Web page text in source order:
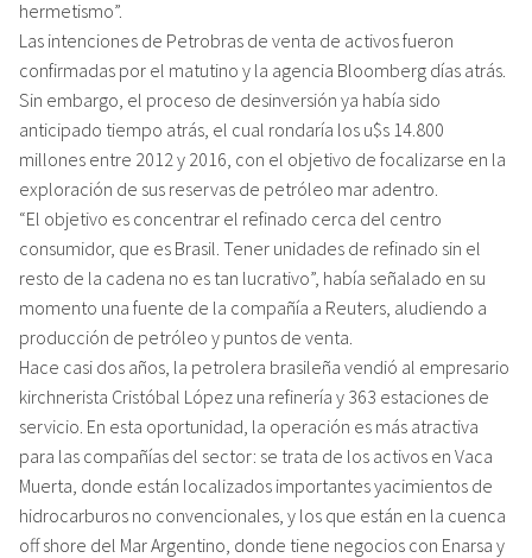
hermetismo”.
Las intenciones de Petrobras de venta de activos fueron
confirmadas por el matutino y la agencia Bloomberg días atrás.
Sin embargo, el proceso de desinversión ya había sido
anticipado tiempo atrás, el cual rondaría los u$s 14.800
millones entre 2012 y 2016, con el objetivo de focalizarse en la
exploración de sus reservas de petróleo mar adentro.
“El objetivo es concentrar el refinado cerca del centro
consumidor, que es Brasil. Tener unidades de refinado sin el
resto de la cadena no es tan lucrativo”, había señalado en su
momento una fuente de la compañía a Reuters, aludiendo a
producción de petróleo y puntos de venta.
Hace casi dos años, la petrolera brasileña vendió al empresario
kirchnerista Cristóbal López una refinería y 363 estaciones de
servicio. En esta oportunidad, la operación es más atractiva
para las compañías del sector: se trata de los activos en Vaca
Muerta, donde están localizados importantes yacimientos de
hidrocarburos no convencionales, y los que están en la cuenca
off shore del Mar Argentino, donde tiene negocios con Enarsa y